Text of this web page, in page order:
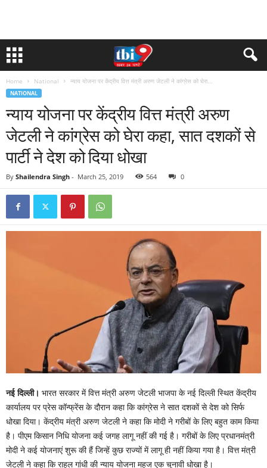
Home National न्याय योजना पर केंद्रीय वित्त मंत्री अरुण जेटली ने कांग्रेस को घेरा...
NATIONAL
न्याय योजना पर केंद्रीय वित्त मंत्री अरुण
जेटली ने कांग्रेस को घेरा कहा, सात दशकों से
पार्टी ने देश को दिया धोखा
By Shailendra Singh - March 25, 2019 564 0
नई दिल्ली। भारत सरकार में वित्त मंत्री अरुण जेटली भाजपा के नई दिल्ली स्थित केंद्रीय
कार्यालय पर प्रेस कॉन्फ्रेंस के दौरान कहा कि कांग्रेस ने सात दशकों से देश को सिर्फ
धोखा दिया। केंद्रीय मंत्री अरुण जेटली ने कहा कि मोदी ने गरीबों के लिए बहुत काम किया
है। पीएम किसान निधि योजना कई जगह लागू नहीं की गई है। गरीबों के लिए प्रधानमंत्री
मोदी ने कई योजनाएं शुरू की हैं जिन्हें कुछ राज्यों में लागू ही नहीं किया गया है। वित्त मंत्री
जेटली ने कहा कि राहुल गांधी की न्याय योजना महज एक चुनावी धोखा है।